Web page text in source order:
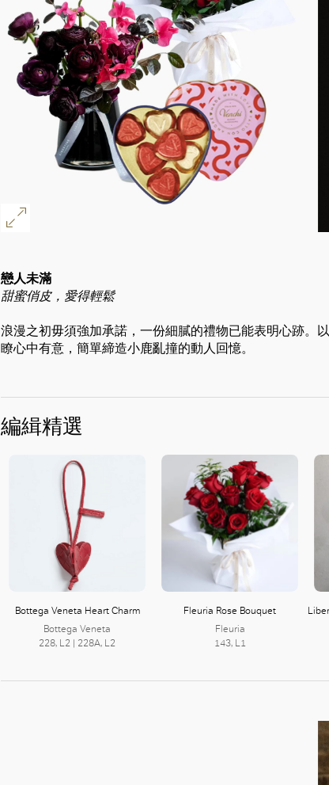
戀人未滿
甜蜜俏皮，愛得輕鬆
浪漫之初毋須強加承諾，一份細膩的禮物已能表明心跡。
瞭心中有意，簡單締造小鹿亂撞的動人回憶。
編緝精選
Bottega Veneta Heart Charm
Bottega Veneta
228, L2 | 228A, L2
Fleuria Rose Bouquet
Fleuria
143, L1